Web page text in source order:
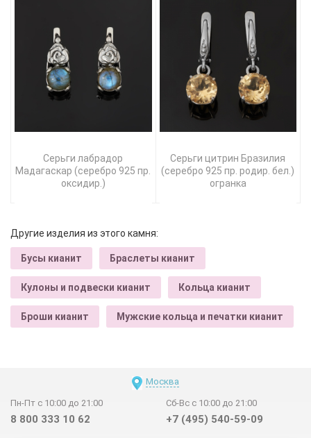
Серьги лабрадор
Мадагаскар (серебро 925 пр.
оксидир.)
Серьги цитрин Бразилия
(серебро 925 пр. родир. бел.)
огранка
Другие изделия из этого камня:
Бусы кианит Браслеты кианит
Кулоны и подвески кианит Кольца кианит
Броши кианит Мужские кольца и печатки кианит
Москва
Пн-Пт с 10:00 до 21:00
8 800 333 10 62
Сб-Вс с 10:00 до 21:00
+7 (495) 540-59-09